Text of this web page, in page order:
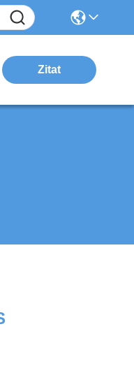
Zitat